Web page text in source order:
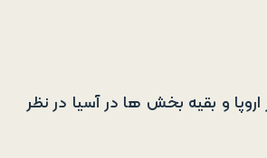
و بقیه بخش ها در آسیا در نظر